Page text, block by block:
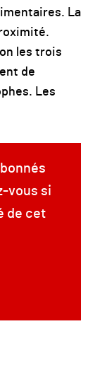
La
les trois
de
Les
vous si
de cet